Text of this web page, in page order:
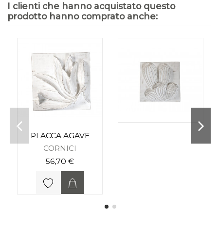
I clienti che hanno acquistato questo
prodotto hanno comprato anche:
PLACCA AGAVE
CORNICI
56,70 €